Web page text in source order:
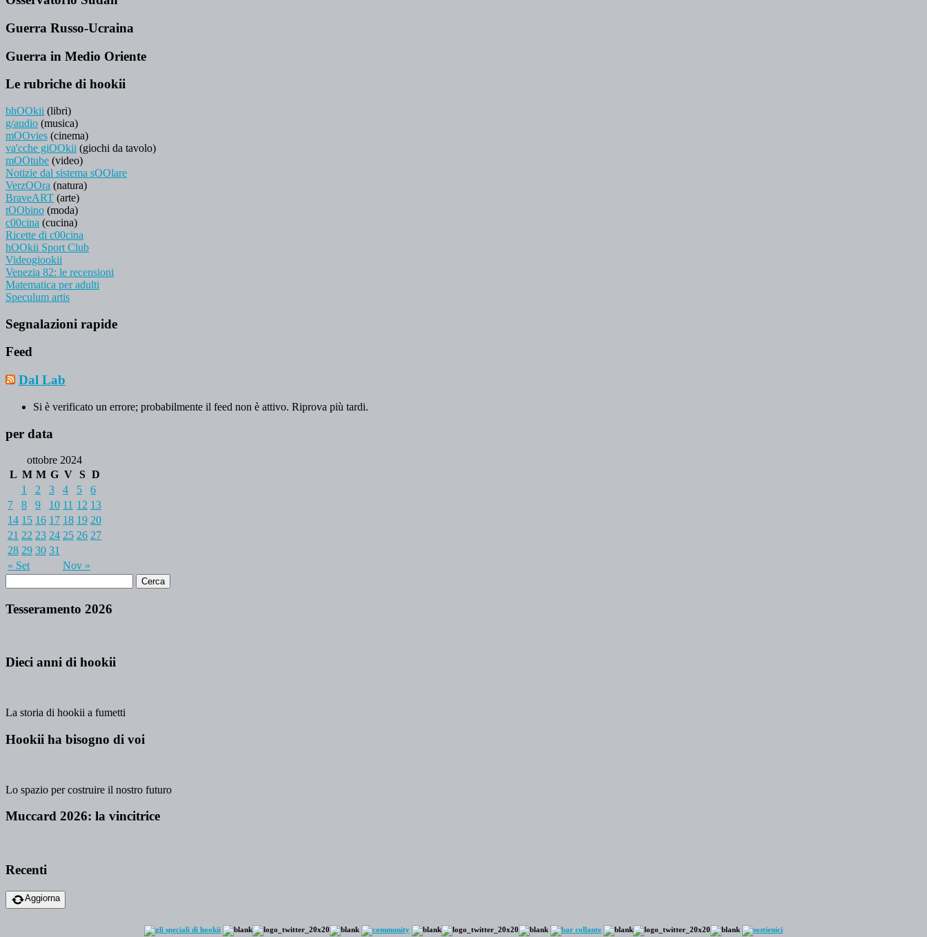
Guerra Russo-Ucraina
Guerra in Medio Oriente
Le rubriche di hookii
bhOOkii (libri)
g/audio (musica)
mOOvies (cinema)
va'cche giOOkii (giochi da tavolo)
mOOtube (video)
Notizie dal sistema sOOlare
VerzOOra (natura)
BraveART (arte)
tOObino (moda)
c00cina (cucina)
Ricette di c00cina
hOOkii Sport Club
Videogiookii
Venezia 82: le recensioni
Matematica per adulti
Speculum artis
Segnalazioni rapide
Feed
Dal Lab
Si è verificato un errore; probabilmente il feed non è attivo. Riprova più tardi.
per data
ottobre 2024
L M M G V S D
« Set Nov »
1 2 3 4 5
6
7
8 9 10 11 12 13
14 15 16 17 18 19 20
21 22 23 24 25 26 27
28 29 30 31
Tesseramento 2026
Dieci anni di hookii
La storia di hookii a fumetti
Hookii ha bisogno di voi
Lo spazio per costruire il nostro futuro
Muccard 2026: la vincitrice
Recenti
Aggiorna